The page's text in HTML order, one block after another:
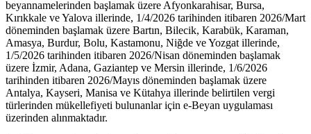
beyannamelerinden başlamak üzere Afyonkarahisar, Bursa,
Kırıkkale ve Yalova illerinde, 1/4/2026 tarihinden itibaren 2026/Mart
döneminden başlamak üzere Bartın, Bilecik, Karabük, Karaman,
Amasya, Burdur, Bolu, Kastamonu, Niğde ve Yozgat illerinde,
1/5/2026 tarihinden itibaren 2026/Nisan döneminden başlamak
üzere İzmir, Adana, Gaziantep ve Mersin illerinde, 1/6/2026
tarihinden itibaren 2026/Mayıs döneminden başlamak üzere
Antalya, Kayseri, Manisa ve Kütahya illerinde belirtilen vergi
türlerinden mükellefiyeti bulunanlar için e-Beyan uygulaması
üzerinden alınmaktadır.